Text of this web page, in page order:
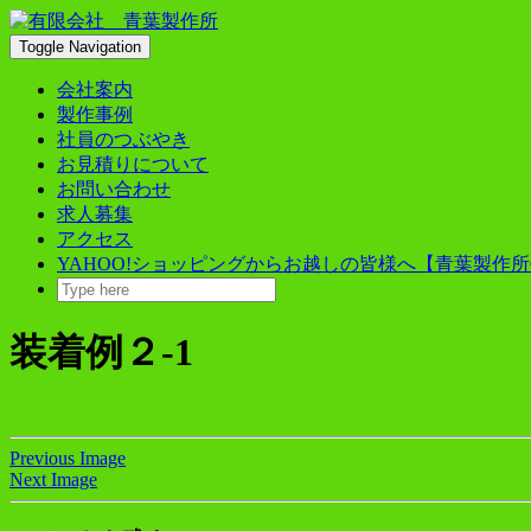
Skip
to
content
Toggle Navigation
会社案内
製作事例
社員のつぶやき
お見積りについて
お問い合わせ
求人募集
アクセス
YAHOO!ショッピングからお越しの皆様へ【青葉製作
装着例２-1
Previous Image
Next Image